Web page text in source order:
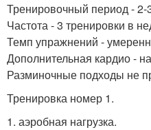
Тренировочный период - 2-
Частота - 3 тренировки в
Темп упражнений -
Дополнительная кардио -
Разминочные подходы не
Тренировка номер 1.
1. аэробная нагрузка.